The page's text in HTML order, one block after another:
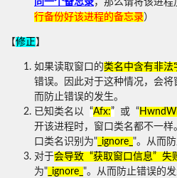
行备份好该进程的备忘录）
【修正】
如果读取窗口的类名中含有非法
错误。因此对于这种情况，会将
而防止错误的发生。
已知类名以 “Afx:” 或 “
开该进程时，窗口类名都不一
口类名识别为" _ignore_ "。从而
对于会导致 “获取窗口信息” 失
为" _ignore_ "。从而防止错误的发